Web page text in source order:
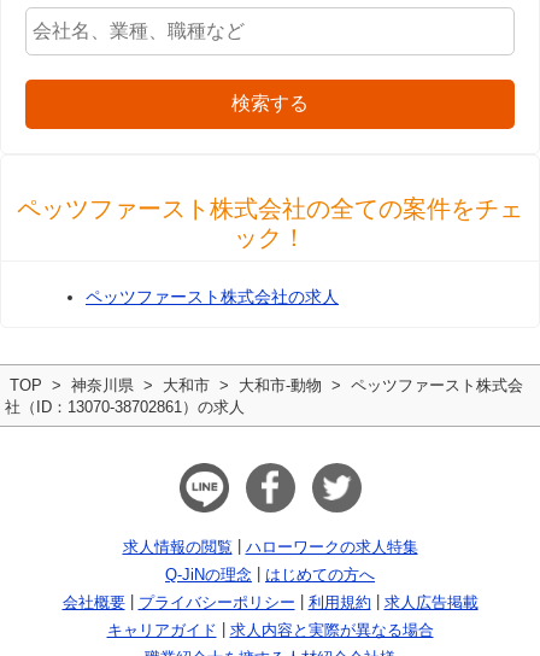
検索する
ペッツファースト株式会社の全ての案件をチェ
ック！
ペッツファースト株式会社の求人
TOP 神奈川県 大和市 大和市-動物
ペッツファースト株式会
社（ID：13070-38702861）の求人
求人情報の閲覧
ハローワークの求人特集
Q-JiNの理念
はじめての方へ
会社概要
プライバシーポリシー 利用規約
求人広告掲載
キャリアガイド
求人内容と実際が異なる場合